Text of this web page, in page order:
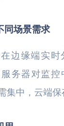
同场景需求
边缘端实时
务器对监控
集中，云端保